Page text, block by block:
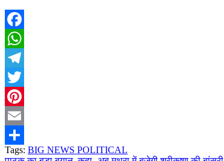
Facebook
WhatsApp
Telegram
Twitter
Pinterest
Email
Share
Tags: BIG NEWS POLITICAL